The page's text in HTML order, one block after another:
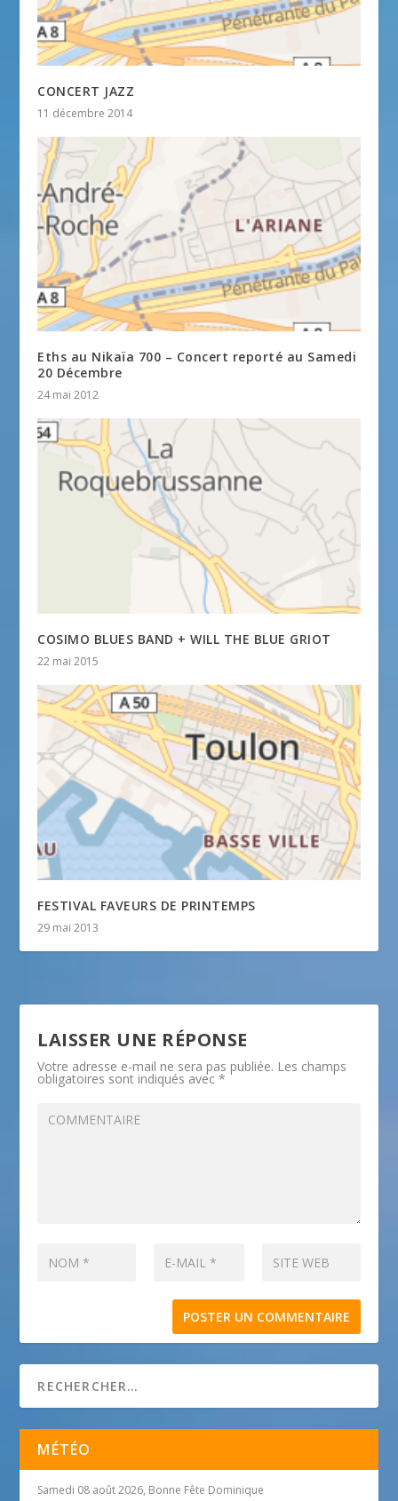
CONCERT JAZZ
11 décembre 2014
Eths au Nikaïa 700 – Concert reporté au Samedi
20 Décembre
24 mai 2012
COSIMO BLUES BAND + WILL THE BLUE GRIOT
22 mai 2015
FESTIVAL FAVEURS DE PRINTEMPS
29 mai 2013
LAISSER UNE RÉPONSE
Votre adresse e-mail ne sera pas publiée. Les champs
obligatoires sont indiqués avec*
MÉTÉO
Samedi 08 août 2026, Bonne Fête Dominique